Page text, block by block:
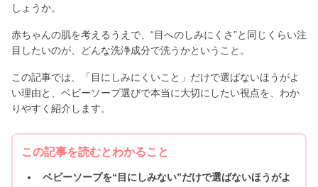
しょうか。
赤ちゃんの肌を考えるうえで、“目へのしみにくさ”と同じくらい注
目したいのが、どんな洗浄成分で洗うかということ。
この記事では、「目にしみにくいこと」だけで選ばないほうがよ
い理由と、ベビーソープ選びで本当に大切にしたい視点を、わか
りやすく紹介します。
この記事を読むとわかること
ベビーソープを“目にしみない”だけで選ばないほうがよ